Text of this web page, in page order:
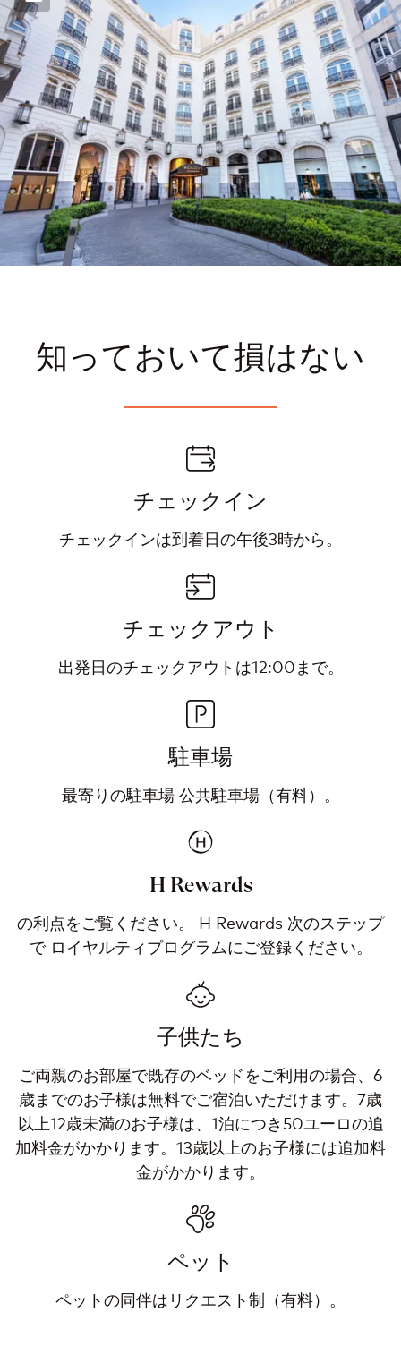
知っておいて損はない
チェックイン
チェックインは到着日の午後3時から。
チェックアウト
出発日のチェックアウトは12:00まで。
駐車場
最寄りの駐車場 公共駐車場（有料）。
H Rewards
の利点をご覧ください。 H Rewards 次のステップ
で ロイヤルティプログラムにご登録ください。
子供たち
ご両親のお部屋で既存のベッドをご利用の場合、6
歳までのお子様は無料でご宿泊いただけます。7歳
以上12歳未満のお子様は、1泊につき50ユーロの追
加料金がかかります。13歳以上のお子様には追加料
金がかかります。
ペット
ペットの同伴はリクエスト制（有料）。